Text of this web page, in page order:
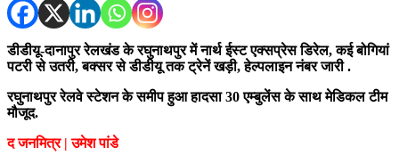
डीडीयू-दानापुर रेलखंड के रघुनाथपुर में नार्थ ईस्ट एक्सप्रेस डिरेल, कई बोगियां
पटरी से उतरी, बक्सर से डीडीयू तक ट्रेनें खड़ी, हेल्पलाइन नंबर जारी .
रघुनाथपुर रेलवे स्टेशन के समीप हुआ हादसा 30 एम्बुलेंस के साथ मेडिकल टीम
मौजूद.
द जनमित्र | उमेश पांडे